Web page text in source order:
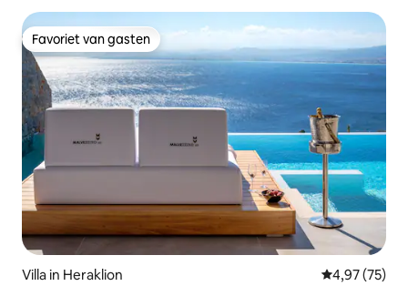
Favoriet van gasten
Favoriet van gasten
Villa in Heraklion Gemiddelde
4,97 (75)